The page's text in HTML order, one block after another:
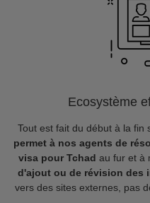
Ecosystème
Tout est fait du début à la fin
permet à nos agents de
visa pour Tchad au fur et à
d'ajout ou de révision des
vers des sites externes, pas